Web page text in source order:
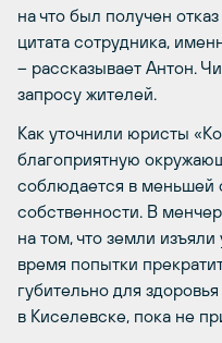
на что был получен
цитата сотрудника,
– рассказывает Антон.
запросу жителей.
Как уточнили юристы
благоприятную
соблюдается в меньшей
собственности. В
на том, что земли
время попытки
губительно для
в Киселевске, пока не